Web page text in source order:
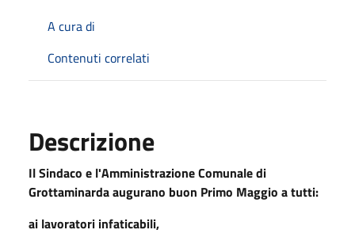
A cura di
Contenuti correlati
Descrizione
Il Sindaco e l'Amministrazione Comunale di
Grottaminarda augurano buon Primo Maggio a tutti:
ai lavoratori infaticabili,